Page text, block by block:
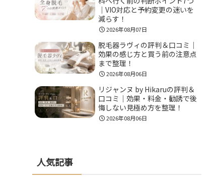
｜VIO対応と予約変更の迷いを
減らす！
2026年08月07日
脱毛器ラヴィの評判＆口コミ｜
効果の感じ方と買う前の注意点
まで整理！
2026年08月06日
リジャンヌ by Hikaruの評判＆
口コミ｜効果・料金・勧誘で後
悔しない見極め方を整理！
2026年08月06日
人気記事